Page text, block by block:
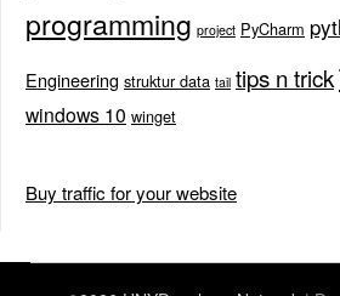
programming project PyCharm
Engineering struktur data tail tips n trick
windows 10 winget
Buy traffic for your website